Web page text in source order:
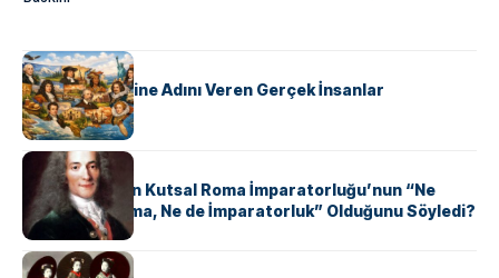
KÜLTÜR
ABD Eyaletlerine Adını Veren Gerçek İnsanlar
KÜLTÜR
Voltaire Neden Kutsal Roma İmparatorluğu’nun “Ne
Kutsal, Ne Roma, Ne de İmparatorluk” Olduğunu Söyledi?
KÜLTÜR